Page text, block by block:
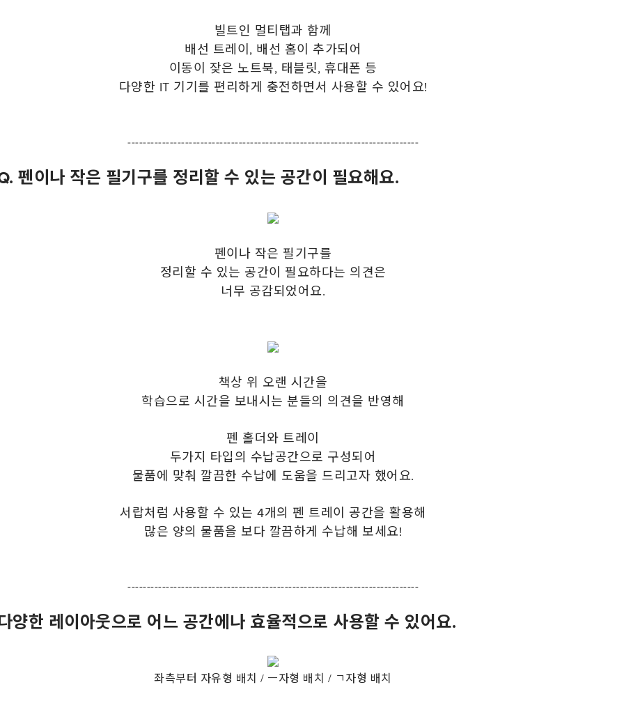
빌트인 멀티탭과 함께
배선 트레이, 배선 홈이 추가되어
이동이 잦은 노트북, 태블릿, 휴대폰 등
다양한 IT 기기를 편리하게 충전하면서 사용할 수 있어요!
----------------------------------------------------------------------------
펜이나 작은 필기구를 정리할 수 있는 공간이 필요해요.
펜이나 작은 필기구를
정리할 수 있는 공간이 필요하다는 의견은
너무 공감되었어요.
책상 위 오랜 시간을
학습으로 시간을 보내시는 분들의 의견을 반영해
펜 홀더와 트레이
두가지 타입의 수납공간으로 구성되어
물품에 맞춰 깔끔한 수납에 도움을 드리고자 했어요.
서랍처럼 사용할 수 있는 4개의 펜 트레이 공간을 활용해
많은 양의 물품을 보다 깔끔하게 수납해 보세요!
----------------------------------------------------------------------------
양한 레이아웃으로 어느 공간에나 효율적으로 사용할 수 있어요.
좌측부터 자유형 배치 / ㅡ자형 배치 / ㄱ자형 배치